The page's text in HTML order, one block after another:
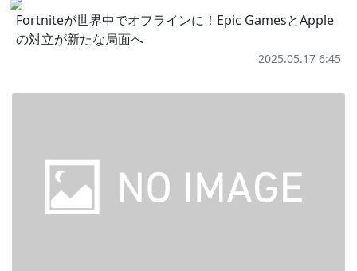
Fortniteが世界中でオフラインに！Epic GamesとApple
の対立が新たな局面へ
2025.05.17 6:45